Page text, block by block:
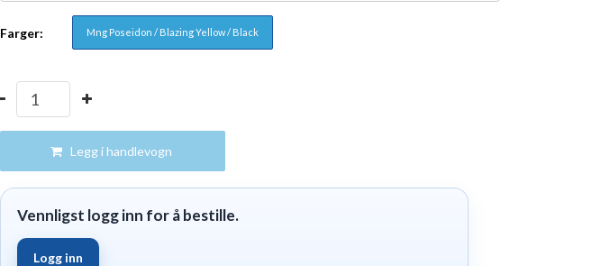
Farger: Mng Poseidon / Blazing Yellow / Black
Legg i handlevogn
Vennligst logg inn for å bestille.
Logg inn